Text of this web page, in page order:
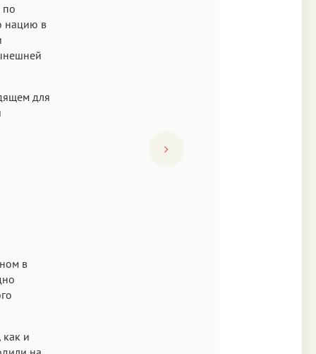
по
нацию в
для
в
и